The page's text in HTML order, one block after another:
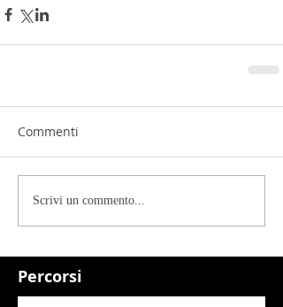
Percorsi
Commenti
Scrivi un commento...